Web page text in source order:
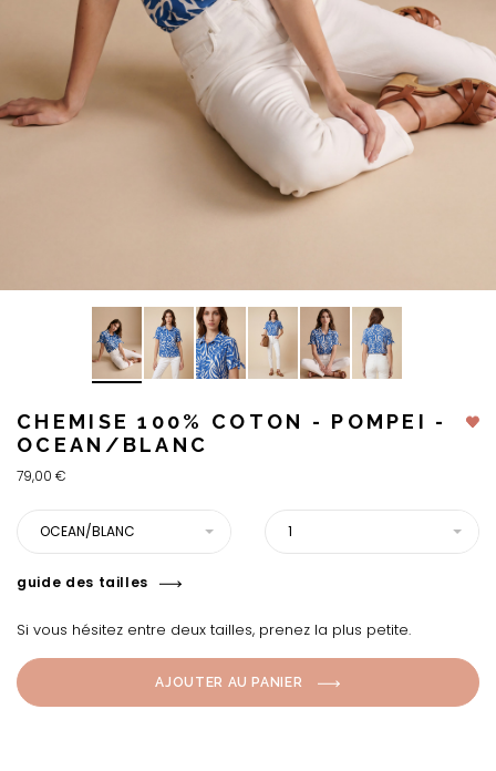
CHEMISE 100% COTON - POMPEI -
OCEAN/BLANC
79,00 €
OCEAN/BLANC 1
guide des tailles
Si vous hésitez entre deux tailles, prenez la plus petite.
AJOUTER AU PANIER